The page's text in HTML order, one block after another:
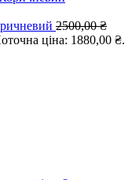
2500,00₴
ціна: 1880,00 ₴.